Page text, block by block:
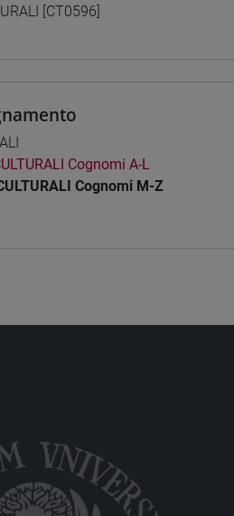
[CT0596]
Cognomi A-L
Cognomi M-Z